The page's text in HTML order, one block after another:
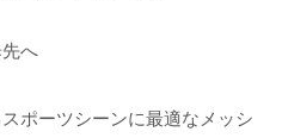
先へ
ポーツシーンに最適なメッシ